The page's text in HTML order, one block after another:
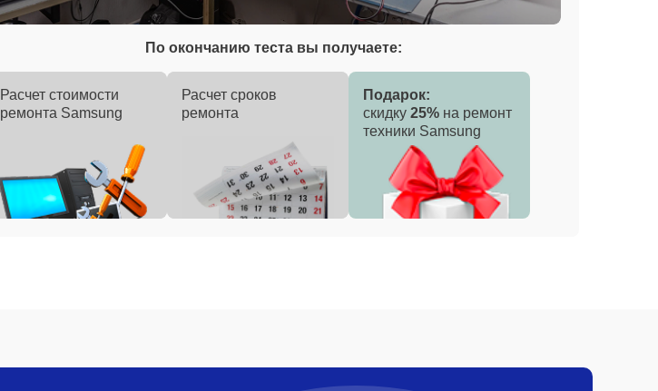
По окончанию теста вы получаете:
Расчет стоимости
ремонта Samsung
Расчет сроков
ремонта
Подарок:
скидку 25% на ремонт
техники Samsung